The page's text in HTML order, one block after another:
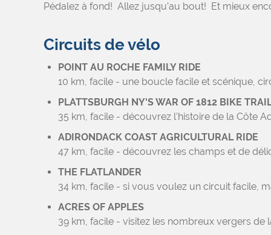
Pédalez à fond! Allez jusqu’au bout! Et mieux
Circuits de vélo
POINT AU ROCHE FAMILY RIDE
10 km, facile - une boucle facile et scénique,
PLATTSBURGH NY'S WAR OF 1812 BIKE
35 km, facile - découvrez l'histoire de la Côte
ADIRONDACK COAST AGRICULTURAL RIDE
47 km, facile - découvrez les champs et de
THE FLATLANDER
34 km, facile - si vous voulez un circuit facile,
ACRES OF APPLES
39 km, facile - visitez les nombreux vergers